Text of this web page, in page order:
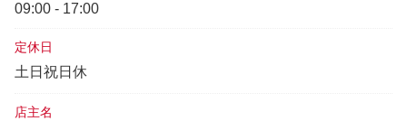
09:00 - 17:00
定休日
土日祝日休
店主名